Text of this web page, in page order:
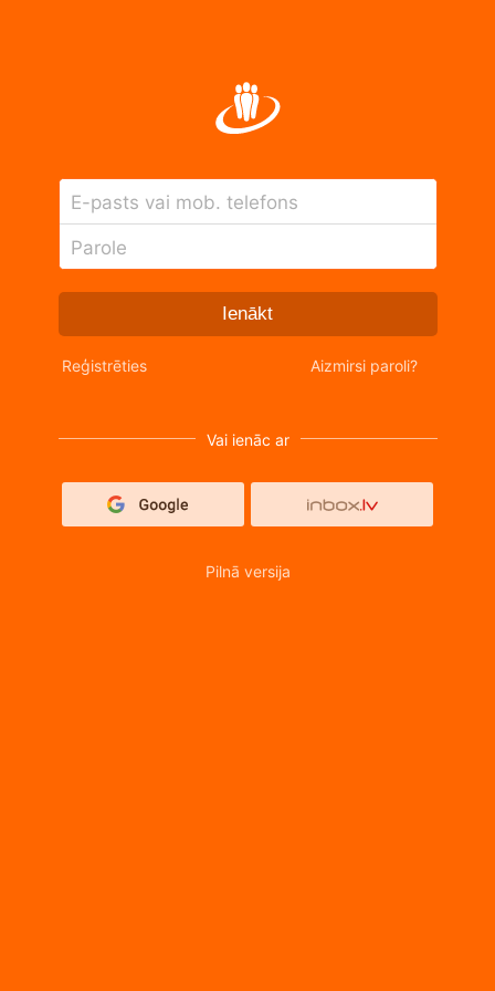
E-pasts vai mob. telefons
Parole
Ienākt
Reģistrēties Aizmirsi paroli?
Vai ienāc ar
Pilnā versija